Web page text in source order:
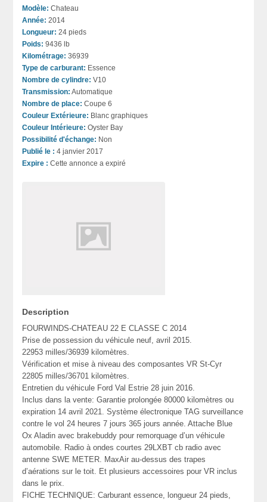
Modèle: Chateau
Année: 2014
Longueur: 24 pieds
Poids: 9436 lb
Kilométrage: 36939
Type de carburant: Essence
Nombre de cylindre: V10
Transmission: Automatique
Nombre de place: Coupe 6
Couleur Extérieure: Blanc graphiques
Couleur Intérieure: Oyster Bay
Possibilité d'échange: Non
Publié le : 4 janvier 2017
Expire : Cette annonce a expiré
Description
FOURWINDS-CHATEAU 22 E CLASSE C 2014
Prise de possession du véhicule neuf, avril 2015.
22953 milles/36939 kilomètres.
Vérification et mise à niveau des composantes VR St-Cyr
22805 milles/36701 kilomètres.
Entretien du véhicule Ford Val Estrie 28 juin 2016.
Inclus dans la vente: Garantie prolongée 80000 kilomètres ou
expiration 14 avril 2021. Système électronique TAG surveillance
contre le vol 24 heures 7 jours 365 jours année. Attache Blue
Ox Aladin avec brakebuddy pour remorquage d’un véhicule
automobile. Radio à ondes courtes 29LXBT cb radio avec
antenne SWE METER. MaxAir au-dessus des trapes
d’aérations sur le toit. Et plusieurs accessoires pour VR inclus
dans le prix.
FICHE TECHNIQUE: Carburant essence, longueur 24 pieds,